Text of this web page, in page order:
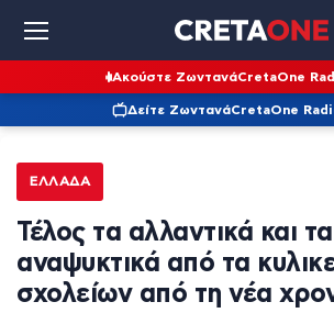
Ακούστε ΖωντανάCretaOne
Δείτε ΖωντανάCretaOne
ΕΛΛΆΔΑ
Τέλος τα αλλαντικά και τα
αναψυκτικά από τα
σχολείων από τη νέα